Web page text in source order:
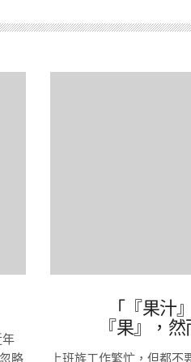
「『果汁
『果』，